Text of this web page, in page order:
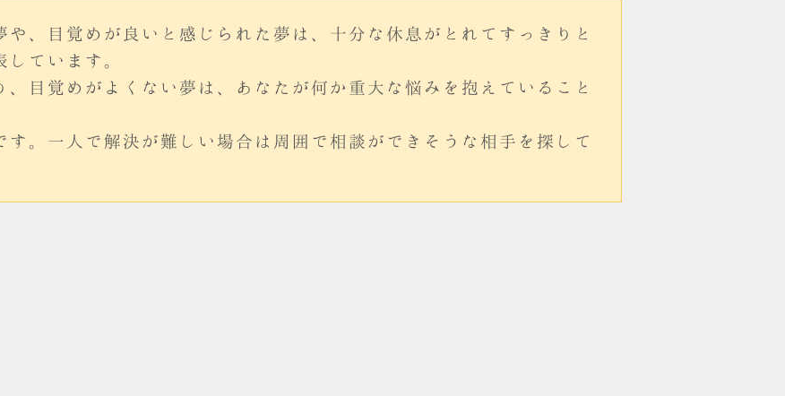
、目覚めが良いと感じられた夢は、十分な休息がとれてすっきりと
ています。
目覚めがよくない夢は、あなたが何か重大な悩みを抱えていること
す。一人で解決が難しい場合は周囲で相談ができそうな相手を探して